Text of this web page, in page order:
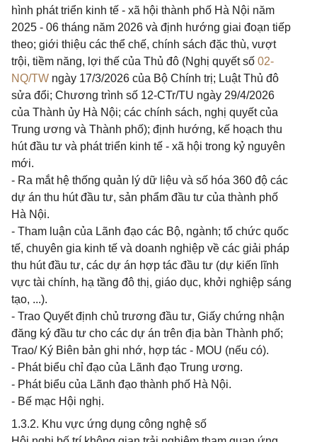
hình phát triển kinh tế - xã hội thành phố Hà Nội năm
2025 - 06 tháng năm 2026 và định hướng giai đoạn tiếp
theo; giới thiệu các thể chế, chính sách đặc thù, vượt
trội, tiềm năng, lợi thế của Thủ đô (Nghị quyết số 02-
NQ/TW ngày 17/3/2026 của Bộ Chính trị; Luật Thủ đô
sửa đổi; Chương trình số 12-CTr/TU ngày 29/4/2026
của Thành ủy Hà Nội; các chính sách, nghị quyết của
Trung ương và Thành phố); định hướng, kế hoạch thu
hút đầu tư và phát triển kinh tế - xã hội trong kỷ nguyên
mới.
- Ra mắt hệ thống quản lý dữ liệu và số hóa 360 độ các
dự án thu hút đầu tư, sản phẩm đầu tư của thành phố
Hà Nội.
- Tham luận của Lãnh đạo các Bộ, ngành; tổ chức quốc
tế, chuyên gia kinh tế và doanh nghiệp về các giải pháp
thu hút đầu tư, các dự án hợp tác đầu tư (dự kiến lĩnh
vực tài chính, hạ tầng đô thị, giáo dục, khởi nghiệp sáng
tạo, ...).
- Trao Quyết định chủ trương đầu tư, Giấy chứng nhận
đăng ký đầu tư cho các dự án trên địa bàn Thành phố;
Trao/ Ký Biên bản ghi nhớ, hợp tác - MOU (nếu có).
- Phát biểu chỉ đạo của Lãnh đạo Trung ương.
- Phát biểu của Lãnh đạo thành phố Hà Nội.
- Bế mạc Hội nghị.
1.3.2. Khu vực ứng dụng công nghệ số